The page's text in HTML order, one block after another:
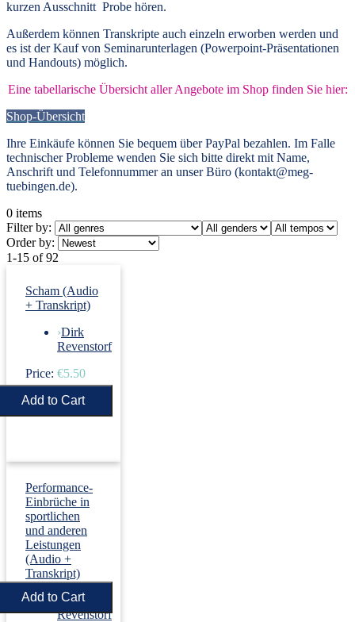
kurzen Ausschnitt Probe hören.
Außerdem können Transkripte auch einzeln erworben werden und
es ist der Kauf von Seminarunterlagen (Powerpoint-Präsentationen
und Handouts) möglich.
Eine tabellarische Übersicht aller Angebote im Shop finden Sie hier:
Shop-Übersicht
Ihre Einkäufe können Sie bequem über PayPal bezahlen. Im Falle
technischer Probleme wenden Sie sich bitte direkt mit Name,
Anschrift und Telefonnummer an unser Büro (kontakt@meg-
tuebingen.de).
0 items
Filter by:
Order by:
1-15 of 92
Scham (Audio
+ Transkript)
›Dirk
Revenstorf
Price: €5.50
Performance-
Einbrüche in
sportlichen
und anderen
Leistungen
(Audio +
Transkript)
› Dirk
Revenstorf